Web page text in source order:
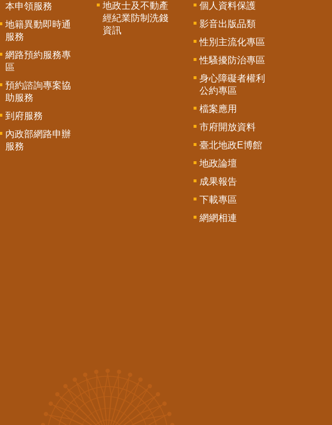
本申領服務
地籍異動即時通
服務
網路預約服務專
區
預約諮詢專案協
助服務
到府服務
內政部網路申辦
服務
地政士及不動產
經紀業防制洗錢
資訊
個人資料保護
影音出版品類
性別主流化專區
性騷擾防治專區
身心障礙者權利
公約專區
檔案應用
市府開放資料
臺北地政E博館
地政論壇
成果報告
下載專區
網網相連